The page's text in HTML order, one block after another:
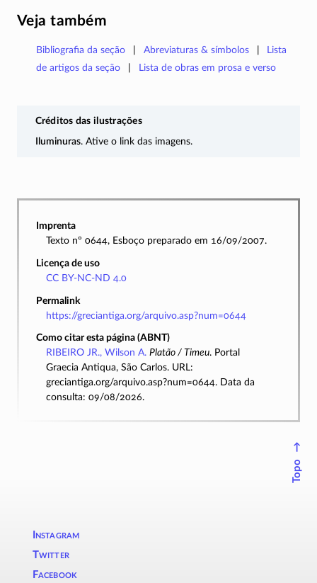
Veja também
Bibliografia da seção Abreviaturas & símbolos
Lista
de artigos da seção
Lista de obras em prosa e verso
Créditos das ilustrações
Iluminuras. Ative o link das imagens.
Imprenta
Texto nº 0644, Esboço preparado em 16/09/2007.
Licença de uso
CC BY-NC-ND 4.0
Permalink
https://greciantiga.org/arquivo.asp?num=0644
Como citar esta página (ABNT)
RIBEIRO JR., Wilson A. Platão / Timeu. Portal
Graecia Antiqua, São Carlos. URL:
greciantiga.org/arquivo.asp?num=0644. Data da
consulta: 09/08/2026.
↑
Topo
Instagram
Twitter
Facebook